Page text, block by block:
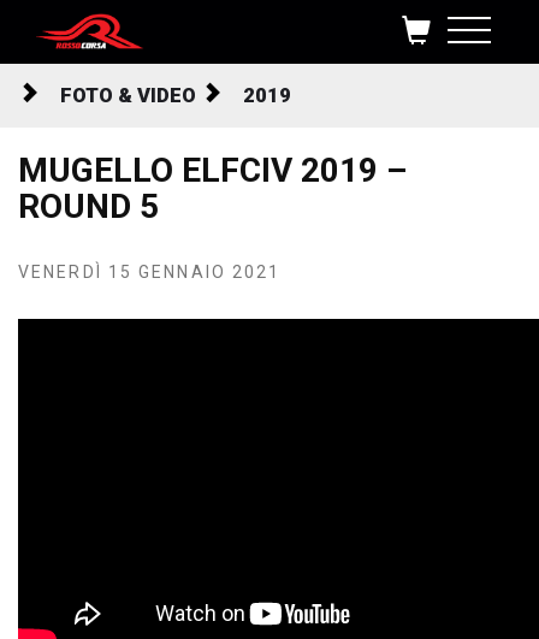
Salta al contenuto
FOTO & VIDEO 2019
MUGELLO ELFCIV 2019 –
ROUND 5
VENERDÌ 15 GENNAIO 2021